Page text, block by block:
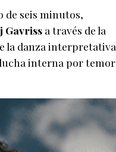
de seis minutos,
Gavriss a través de la
la danza interpretativa
interna por temor